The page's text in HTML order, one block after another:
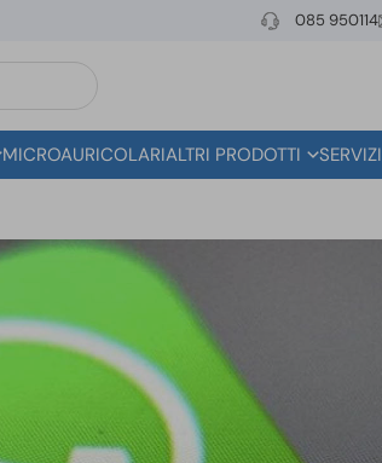
085 950114
MICROAURICOLARIALTRI PRODOTTI SERVIZI